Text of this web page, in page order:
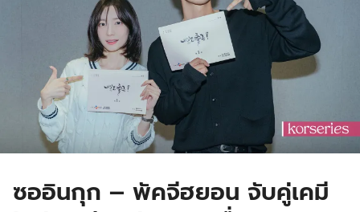
ซออินกุก – พัคจีฮยอน จับคู่เคมี